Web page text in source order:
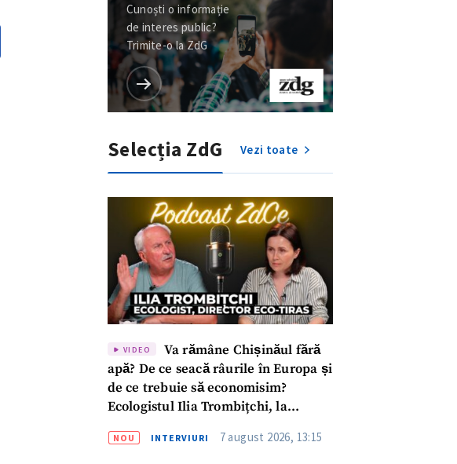
Cunoști o informație
de interes public?
Trimite-o la ZdG
Selecția ZdG Vezi toate
VIDEO
Va rămâne Chișinăul fără
apă? De ce seacă râurile în Europa și
de ce trebuie să economisim?
Ecologistul Ilia Trombițchi, la
NOU INTERVIURI 7 august 2026, 13:15